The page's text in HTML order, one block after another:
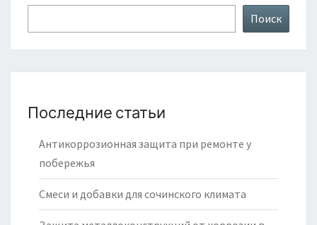
Поиск
Последние статьи
Антикоррозионная защита при ремонте у
побережья
Смеси и добавки для сочинского климата